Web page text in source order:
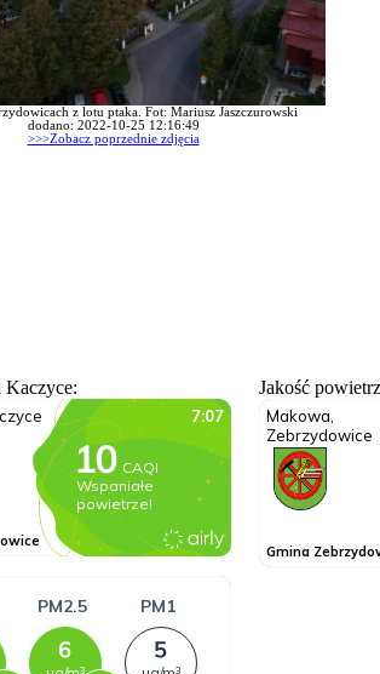
z lotu ptaka. Fot: Mariusz Jaszczurowski
dodano: 2022-10-25 12:16:49
>>>Zobacz poprzednie zdjęcia
Kaczyce: Jakość